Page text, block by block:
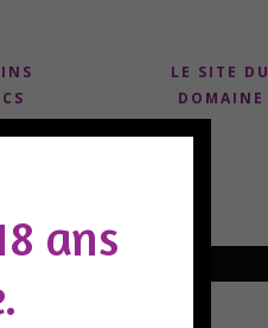
LE SITE DU
DOMAINE
Noir 2023
ans